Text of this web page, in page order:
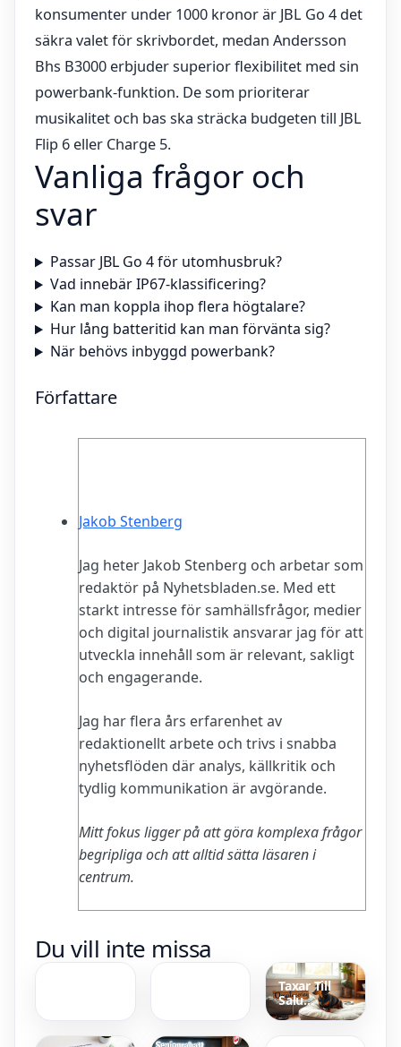
konsumenter under 1000 kronor är JBL Go 4 det
säkra valet för skrivbordet, medan Andersson
Bhs B3000 erbjuder superior flexibilitet med sin
powerbank-funktion. De som prioriterar
musikalitet och bas ska sträcka budgeten till JBL
Flip 6 eller Charge 5.
Vanliga frågor och
svar
Passar JBL Go 4 för utomhusbruk?
Vad innebär IP67-klassificering?
Kan man koppla ihop flera högtalare?
Hur lång batteritid kan man förvänta sig?
När behövs inbyggd powerbank?
Författare
Jakob Stenberg
Jag heter Jakob Stenberg och arbetar som
redaktör på Nyhetsbladen.se. Med ett
starkt intresse för samhällsfrågor, medier
och digital journalistik ansvarar jag för att
utveckla innehåll som är relevant, sakligt
och engagerande.
Jag har flera års erfarenhet av
redaktionellt arbete och trivs i snabba
nyhetsflöden där analys, källkritik och
tydlig kommunikation är avgörande.
Mitt fokus ligger på att göra komplexa frågor
begripliga och att alltid sätta läsaren i
centrum.
Du vill inte missa
mens 5
dagar – inte
Plane –
filmen:
Taxar Till
Salu
Omplacering
Gödsel
gräsmatta